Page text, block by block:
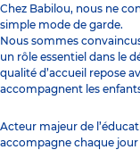
Chez Babilou, nous ne
simple mode de garde.
Nous sommes
un rôle essentiel dans le
qualité d’accueil repose
accompagnent les
Acteur majeur de
accompagne chaque jour